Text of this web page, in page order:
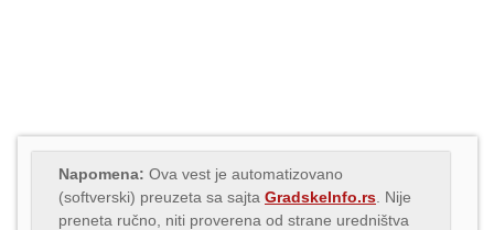
Napomena: Ova vest je automatizovano
(softverski) preuzeta sa sajta GradskeInfo.rs . Nije
preneta ručno, niti proverena od strane uredništva